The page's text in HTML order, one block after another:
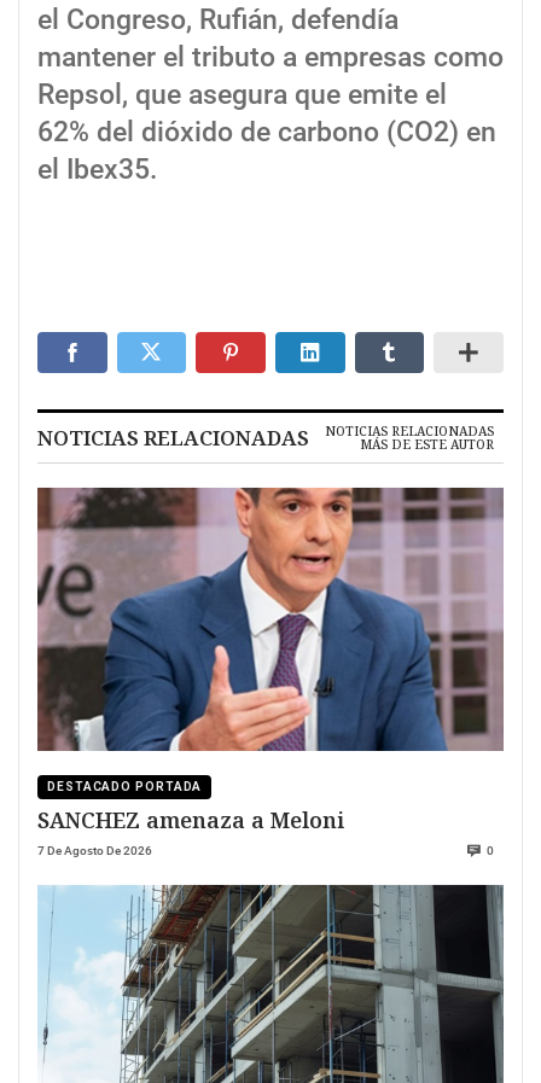
el Congreso, Rufián, defendía
mantener el tributo a empresas como
Repsol, que asegura que emite el
62% del dióxido de carbono (CO2) en
el Ibex35.
NOTICIAS RELACIONADAS NOTICIAS RELACIONADAS
MÁS DE ESTE AUTOR
DESTACADO PORTADA
SANCHEZ amenaza a Meloni
7 De Agosto De 2026 0